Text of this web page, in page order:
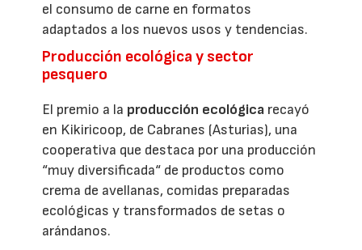
el consumo de carne en formatos
adaptados a los nuevos usos y tendencias.
Producción ecológica y sector
pesquero
El premio a la producción ecológica recayó
en Kikiricoop, de Cabranes (Asturias), una
cooperativa que destaca por una producción
“muy diversificada“ de productos como
crema de avellanas, comidas preparadas
ecológicas y transformados de setas o
arándanos.